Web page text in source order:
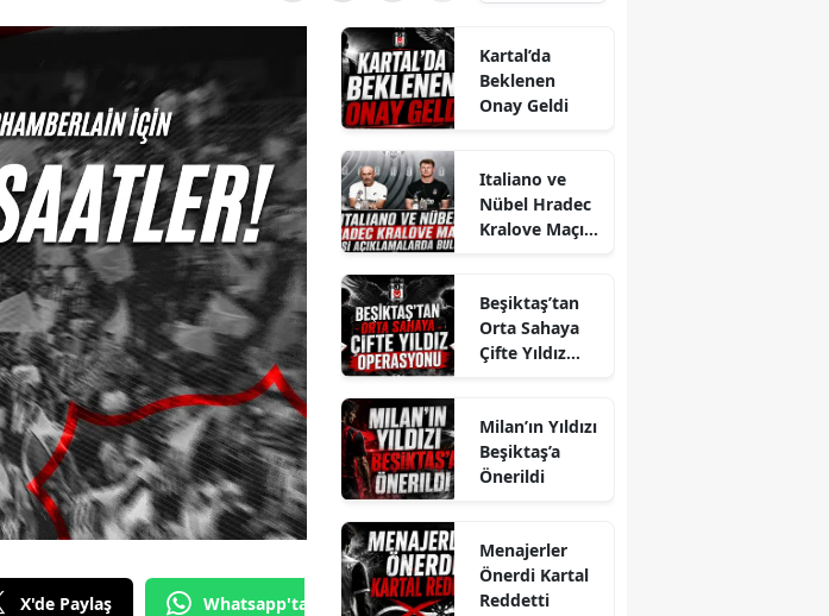
X'de Paylaş Whatsapp'tan Gönder
Kartal’da
Beklenen
Onay Geldi
Italiano ve
Nübel Hradec
Kralove Maçı
Bulundu
Beşiktaş’tan
Orta Sahaya
Çifte Yıldız
Milan’ın Yıldızı
Beşiktaş’a
Önerildi
Menajerler
Önerdi Kartal
Reddetti